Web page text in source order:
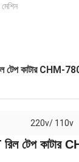
টেপ কাটার CHM-
220v/ 110v
টেপ কাটার